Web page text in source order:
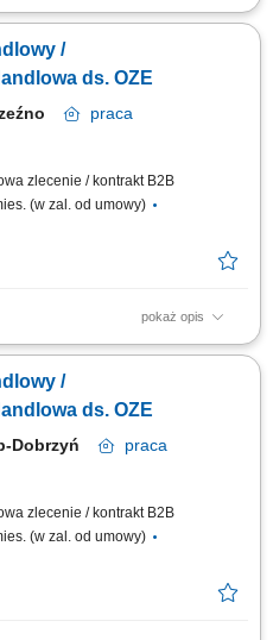
rozwiązań z obszaru
ofert i finalizowanie
relacji z klientami. Raportowanie
/
ds. OZE
praca
zlecenie / kontrakt B2B
(w zal. od umowy)
pokaż opis
rozwiązań z obszaru
ofert i finalizowanie
relacji z klientami. Raportowanie
/
ds. OZE
Dobrzyń
praca
zlecenie / kontrakt B2B
(w zal. od umowy)